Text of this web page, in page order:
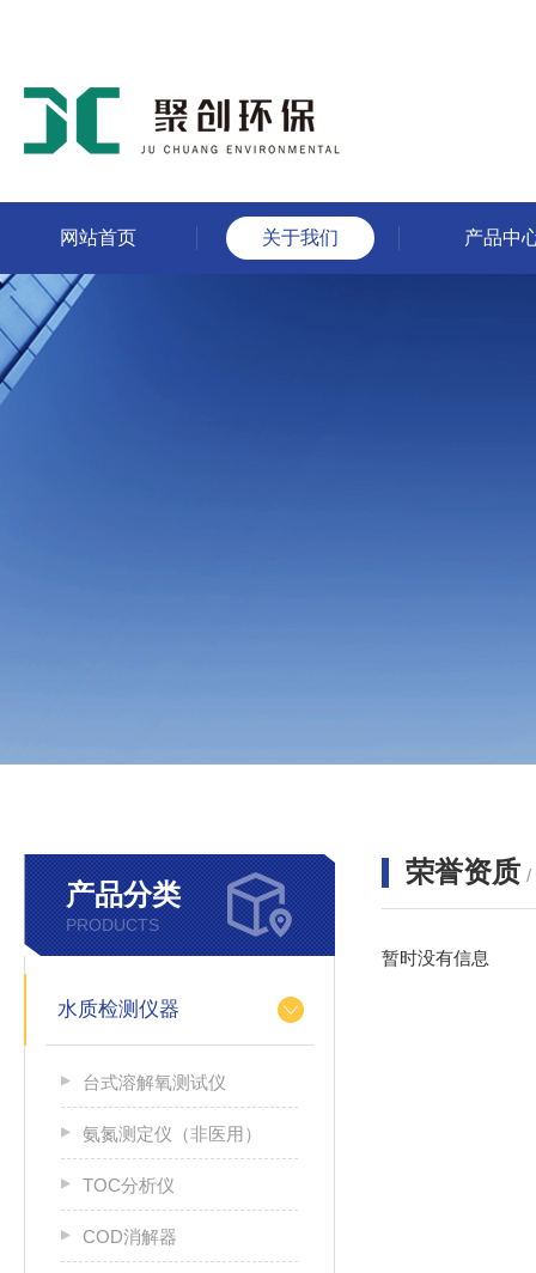
网站首页 关于我们 产品中
产品分类
PRODUCTS
水质检测仪器
台式溶解氧测试仪
氨氮测定仪（非医用）
TOC分析仪
COD消解器
荣誉资质 /
暂时没有信息